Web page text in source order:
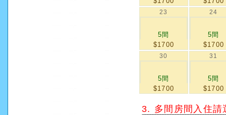
23
5間
$1700
24
5間
$1700
30
5間
$1700
31
5間
$1700
3. 多間房間入住請